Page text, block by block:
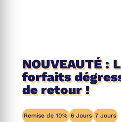
NOUVEAUTÉ :
forfaits
de retour !
Remise de 10% 6 Jours 7 Jours